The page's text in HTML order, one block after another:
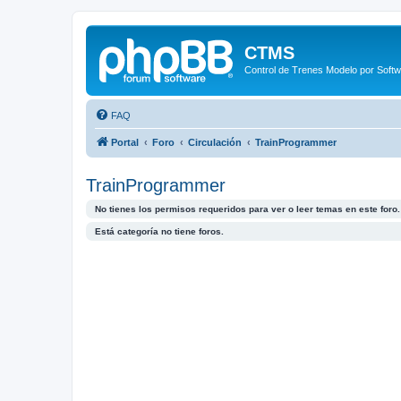
CTMS
Control de Trenes Modelo por
FAQ
Portal Foro Circulación TrainProgrammer
TrainProgrammer
No tienes los permisos requeridos para ver o leer temas en este foro.
Está categoría no tiene foros.